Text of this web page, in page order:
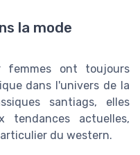
la mode
femmes ont toujours
dans l'univers de la
santiags, elles
tendances actuelles,
du western.